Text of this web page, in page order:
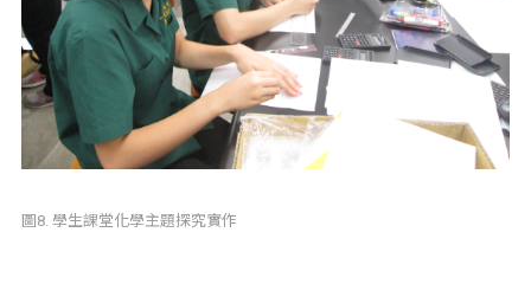
圖8. 學生課堂化學主題探究實作